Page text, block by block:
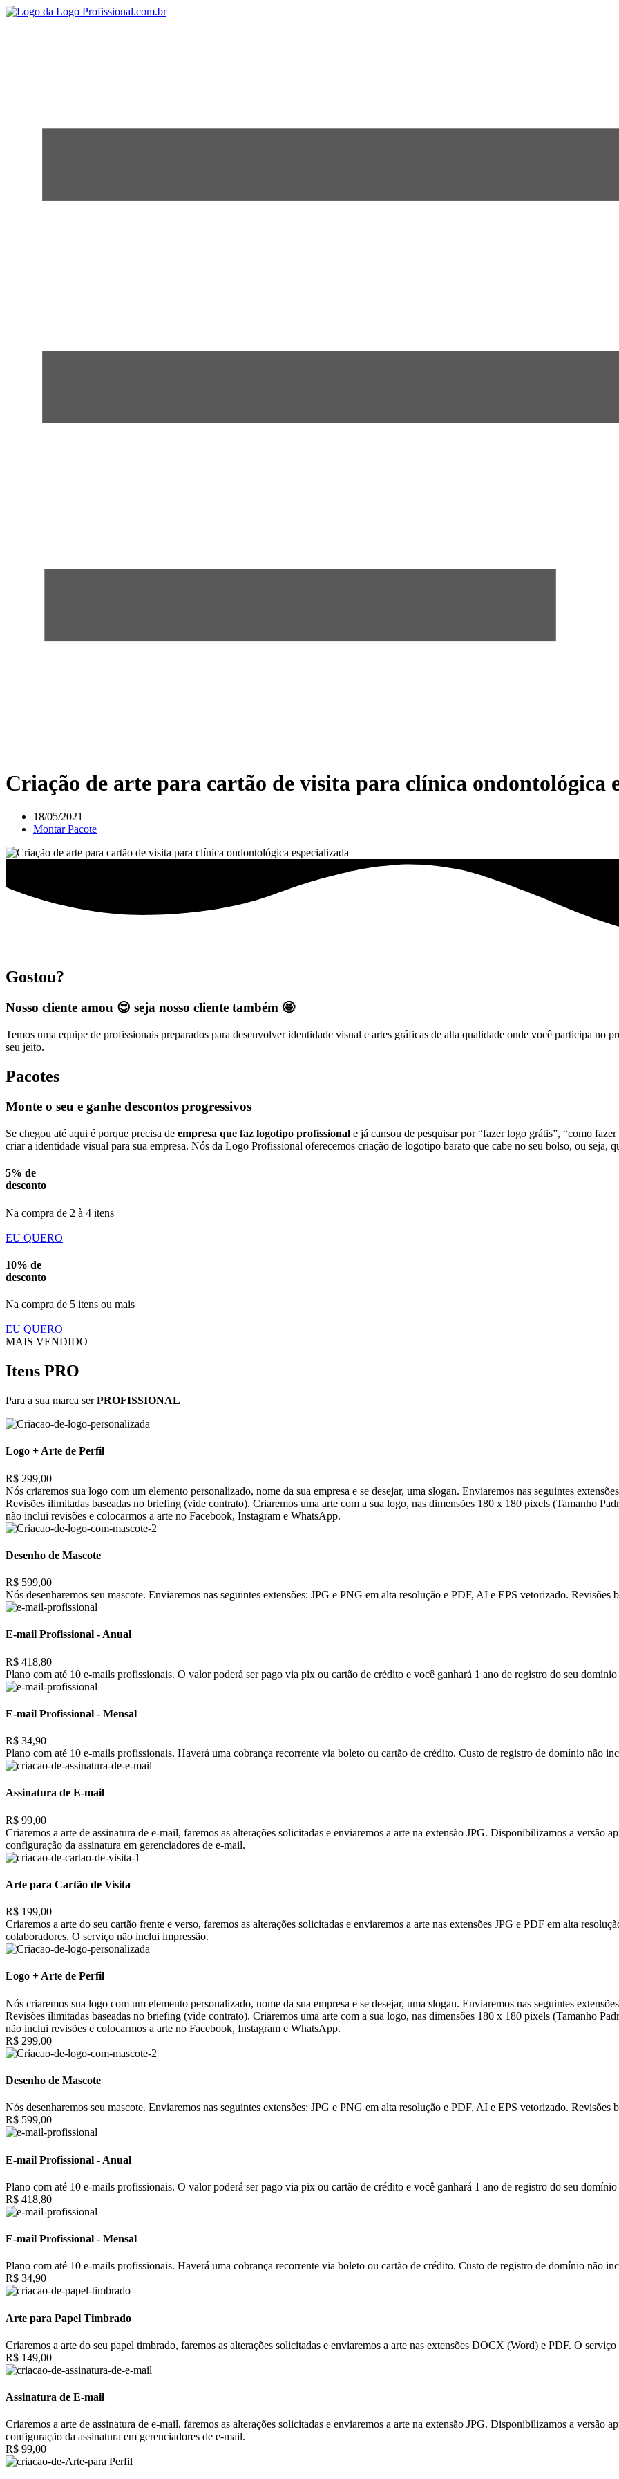
Criação de arte para cartão de visita para clínica ondontológica
18/05/2021
Montar Pacote
Gostou?
Nosso cliente amou 😍 seja nosso cliente também 🤩
Temos uma equipe de profissionais preparados para desenvolver identidade visual e artes gráficas de alta qualidade onde você participa no
seu jeito.
Pacotes
Monte o seu e ganhe descontos progressivos
Se chegou até aqui é porque precisa de empresa que faz logotipo profissional e já cansou de pesquisar por “fazer logo grátis”, “como
criar a identidade visual para sua empresa. Nós da Logo Profissional oferecemos criação de logotipo barato que cabe no seu bolso, ou seja,
5% de
desconto
Na compra de 2 à 4 itens
EU QUERO
10% de
desconto
Na compra de 5 itens ou mais
EU QUERO
MAIS VENDIDO
Itens PRO
Para a sua marca serPROFISSIONAL
Logo + Arte de Perfil
R$ 299,00
Nós criaremos sua logo com um elemento personalizado, nome da sua empresa e se desejar, uma slogan. Enviaremos nas seguintes
Revisões ilimitadas baseadas no briefing (vide contrato). Criaremos uma arte com a sua logo, nas dimensões 180 x 180 pixels (Tamanho
não inclui revisões e colocarmos a arte no Facebook, Instagram e WhatsApp.
Desenho de Mascote
R$ 599,00
Nós desenharemos seu mascote. Enviaremos nas seguintes extensões: JPG e PNG em alta resolução e PDF, AI e EPS vetorizado. Revisões
E-mail Profissional - Anual
R$ 418,80
Plano com até 10 e-mails profissionais. O valor poderá ser pago via pix ou cartão de crédito e você ganhará 1 ano de registro do seu
E-mail Profissional - Mensal
R$ 34,90
Plano com até 10 e-mails profissionais. Haverá uma cobrança recorrente via boleto ou cartão de crédito. Custo de registro de domínio não
Assinatura de E-mail
R$ 99,00
Criaremos a arte de assinatura de e-mail, faremos as alterações solicitadas e enviaremos a arte na extensão JPG. Disponibilizamos a versão
configuração da assinatura em gerenciadores de e-mail.
Arte para Cartão de Visita
R$ 199,00
Criaremos a arte do seu cartão frente e verso, faremos as alterações solicitadas e enviaremos a arte nas extensões JPG e PDF em alta
colaboradores. O serviço não inclui impressão.
Logo + Arte de Perfil
Nós criaremos sua logo com um elemento personalizado, nome da sua empresa e se desejar, uma slogan. Enviaremos nas seguintes
Revisões ilimitadas baseadas no briefing (vide contrato). Criaremos uma arte com a sua logo, nas dimensões 180 x 180 pixels (Tamanho
não inclui revisões e colocarmos a arte no Facebook, Instagram e WhatsApp.
R$ 299,00
Desenho de Mascote
Nós desenharemos seu mascote. Enviaremos nas seguintes extensões: JPG e PNG em alta resolução e PDF, AI e EPS vetorizado. Revisões
R$ 599,00
E-mail Profissional - Anual
Plano com até 10 e-mails profissionais. O valor poderá ser pago via pix ou cartão de crédito e você ganhará 1 ano de registro do seu
R$ 418,80
E-mail Profissional - Mensal
Plano com até 10 e-mails profissionais. Haverá uma cobrança recorrente via boleto ou cartão de crédito. Custo de registro de domínio não
R$ 34,90
Arte para Papel Timbrado
Criaremos a arte do seu papel timbrado, faremos as alterações solicitadas e enviaremos a arte nas extensões DOCX (Word) e PDF. O
R$ 149,00
Assinatura de E-mail
Criaremos a arte de assinatura de e-mail, faremos as alterações solicitadas e enviaremos a arte na extensão JPG. Disponibilizamos a versão
configuração da assinatura em gerenciadores de e-mail.
R$ 99,00